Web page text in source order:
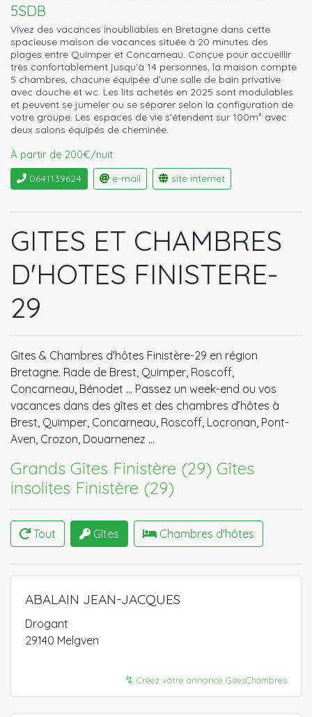
5SDB
Vivez des vacances inoubliables en Bretagne dans cette
spacieuse maison de vacances située à 20 minutes des
plages entre Quimper et Concarneau. Conçue pour accueillir
très confortablement jusqu'à 14 personnes, la maison compte
5 chambres, chacune équipée d'une salle de bain privative
avec douche et wc. Les lits achetés en 2025 sont modulables
et peuvent se jumeler ou se séparer selon la configuration de
votre groupe. Les espaces de vie s'étendent sur 100m² avec
deux salons équipés de cheminée.
À partir de 200€/nuit
0641139624 e-mail site internet
GITES ET CHAMBRES
D'HOTES FINISTERE-
29
Gites & Chambres d'hôtes Finistère-29 en région
Bretagne. Rade de Brest, Quimper, Roscoff,
Concarneau, Bénodet ... Passez un week-end ou vos
vacances dans des gîtes et des chambres d’hôtes à
Brest, Quimper, Concarneau, Roscoff, Locronan, Pont-
Aven, Crozon, Douarnenez …
Grands Gîtes Finistère (29) Gîtes
insolites Finistère (29)
Tout Gîtes Chambres d'hôtes
ABALAIN JEAN-JACQUES
Drogant
29140 Melgven
↯ Créez votre annonce GitesChambres